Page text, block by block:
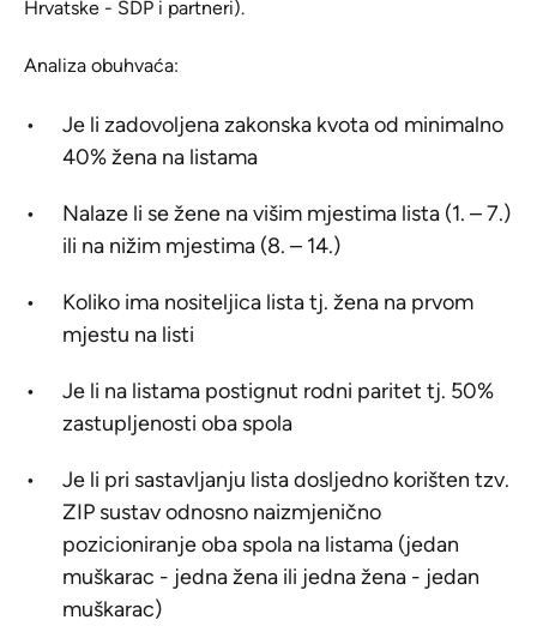
Hrvatske - SDP i partneri).
Analiza obuhvaća:
Je li zadovoljena zakonska kvota od minimalno
40% žena na listama
Nalaze li se žene na višim mjestima lista (1. – 7.)
ili na nižim mjestima (8. – 14.)
Koliko ima nositeljica lista tj. žena na prvom
mjestu na listi
Je li na listama postignut rodni paritet tj. 50%
zastupljenosti oba spola
Je li pri sastavljanju lista dosljedno korišten tzv.
ZIP sustav odnosno naizmjenično
pozicioniranje oba spola na listama (jedan
muškarac - jedna žena ili jedna žena - jedan
muškarac)